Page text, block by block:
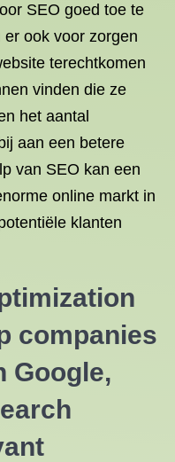
SEO goed toe te
ook voor zorgen
terechtkomen
vinden die ze
het aantal
aan een betere
van SEO kan een
online markt in
klanten
companies
Google,